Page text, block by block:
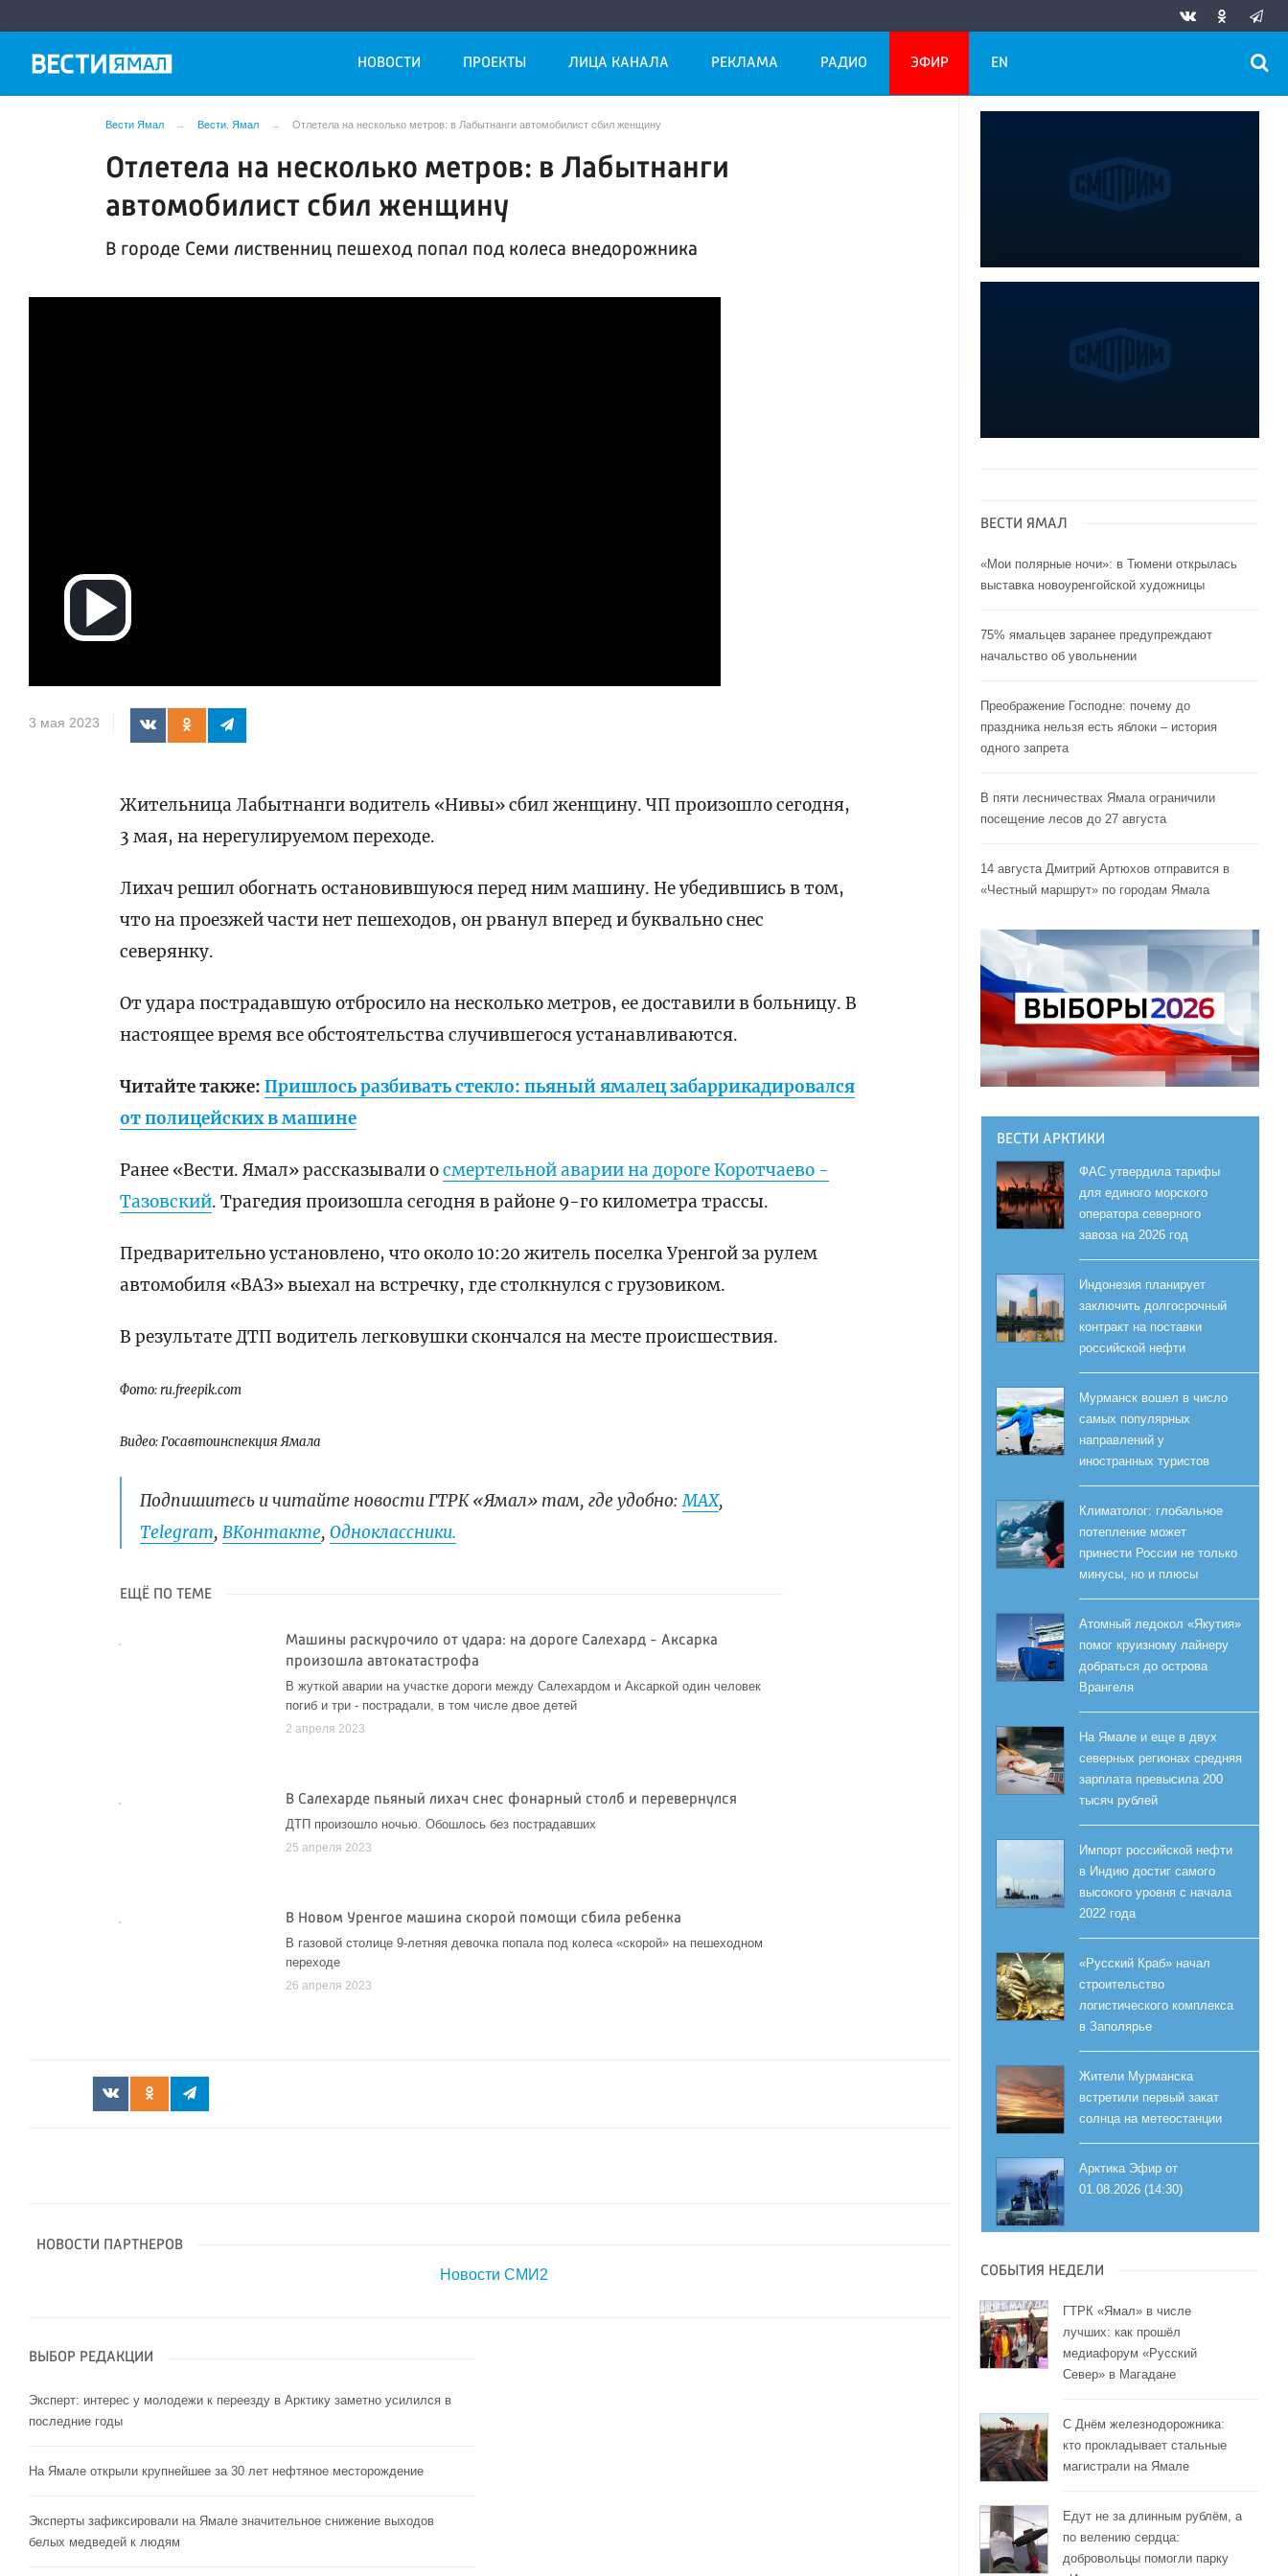
НОВОСТИ ПРОЕКТЫ ЛИЦА КАНАЛА РЕКЛАМА РАДИО ЭФИР EN
Вести Ямал Вести. Ямал Отлетела на несколько метров: в Лабытнанги автомобилист сбил женщину
Отлетела на несколько метров: в Лабытнанги
автомобилист сбил женщину
В городе Семи лиственниц пешеход попал под колеса внедорожника
Воспроизвести
видео
3 мая 2023
Жительница Лабытнанги водитель «Нивы» сбил женщину. ЧП произошло сегодня,
3 мая, на нерегулируемом переходе.
Лихач решил обогнать остановившуюся перед ним машину. Не убедившись в том,
что на проезжей части нет пешеходов, он рванул вперед и буквально снес
северянку.
От удара пострадавшую отбросило на несколько метров, ее доставили в больницу. В
настоящее время все обстоятельства случившегося устанавливаются.
Читайте также:Пришлось разбивать стекло: пьяный ямалец забаррикадировался
от полицейских в машине
Ранее «Вести. Ямал» рассказывали осмертельной аварии на дороге Коротчаево -
Тазовский. Трагедия произошла сегодня в районе 9-го километра трассы.
Предварительно установлено, что около 10:20 житель поселка Уренгой за рулем
автомобиля «ВАЗ» выехал на встречку, где столкнулся с грузовиком.
В результате ДТП водитель легковушки скончался на месте происшествия.
Фото: ru.freepik.com
Видео: Госавтоинспекция Ямала
Подпишитесь и читайте новости ГТРК «Ямал» там, где удобно:МАХ,
Telegram,ВКонтакте,Одноклассники.
ЕЩЁ ПО ТЕМЕ
Машины раскурочило от удара: на дороге Салехард - Аксарка
произошла автокатастрофа
В жуткой аварии на участке дороги между Салехардом и Аксаркой один человек
погиб и три - пострадали, в том числе двое детей
2 апреля 2023
В Салехарде пьяный лихач снес фонарный столб и перевернулся
ДТП произошло ночью. Обошлось без пострадавших
25 апреля 2023
В Новом Уренгое машина скорой помощи сбила ребенка
В газовой столице 9-летняя девочка попала под колеса «скорой» на пешеходном
переходе
26 апреля 2023
НОВОСТИ ПАРТНЕРОВ
Новости СМИ2
ВЫБОР РЕДАКЦИИ
Эксперт: интерес у молодежи к переезду в Арктику заметно усилился в
последние годы
На Ямале открыли крупнейшее за 30 лет нефтяное месторождение
Эксперты зафиксировали на Ямале значительное снижение выходов
белых медведей к людям
ВЕСТИ ЯМАЛ
«Мои полярные ночи»: в Тюмени открылась
выставка новоуренгойской художницы
75% ямальцев заранее предупреждают
начальство об увольнении
Преображение Господне: почему до
праздника нельзя есть яблоки – история
одного запрета
В пяти лесничествах Ямала ограничили
посещение лесов до 27 августа
14 августа Дмитрий Артюхов отправится в
«Честный маршрут» по городам Ямала
ВЕСТИ АРКТИКИ
ФАС утвердила тарифы
для единого морского
оператора северного
завоза на 2026 год
Индонезия планирует
заключить долгосрочный
контракт на поставки
российской нефти
Мурманск вошел в число
самых популярных
направлений у
иностранных туристов
Климатолог: глобальное
потепление может
принести России не только
минусы, но и плюсы
Атомный ледокол «Якутия»
помог круизному лайнеру
добраться до острова
Врангеля
На Ямале и еще в двух
северных регионах средняя
зарплата превысила 200
тысяч рублей
Импорт российской нефти
в Индию достиг самого
высокого уровня с начала
2022 года
«Русский Краб» начал
строительство
логистического комплекса
в Заполярье
Жители Мурманска
встретили первый закат
солнца на метеостанции
Арктика Эфир от
01.08.2026 (14:30)
СОБЫТИЯ НЕДЕЛИ
ГТРК «Ямал» в числе
лучших: как прошёл
медиафорум «Русский
Север» в Магадане
С Днём железнодорожника:
кто прокладывает стальные
магистрали на Ямале
Едут не за длинным рублём, а
по велению сердца:
добровольцы помогли парку